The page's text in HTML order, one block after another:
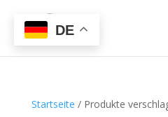
Startseite / Produkte
DE